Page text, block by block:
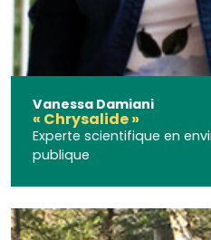
Vanessa Damiani
« Chrysalide »
Experte scientifique en
publique